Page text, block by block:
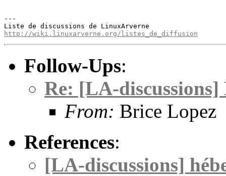
---
http://wiki.linuxarverne.org/listes_de_diffusion
Follow-Ups:
Re: [LA-discussions]
From: Brice Lopez
References:
[LA-discussions]